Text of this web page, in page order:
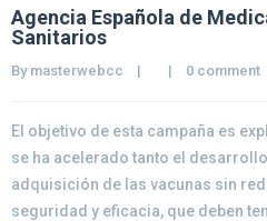
Agencia Española de
Sanitarios
By masterwebcc | | 0 comment
El objetivo de esta campaña es
se ha acelerado tanto el
adquisición de las vacunas sin
seguridad y eficacia, que deben